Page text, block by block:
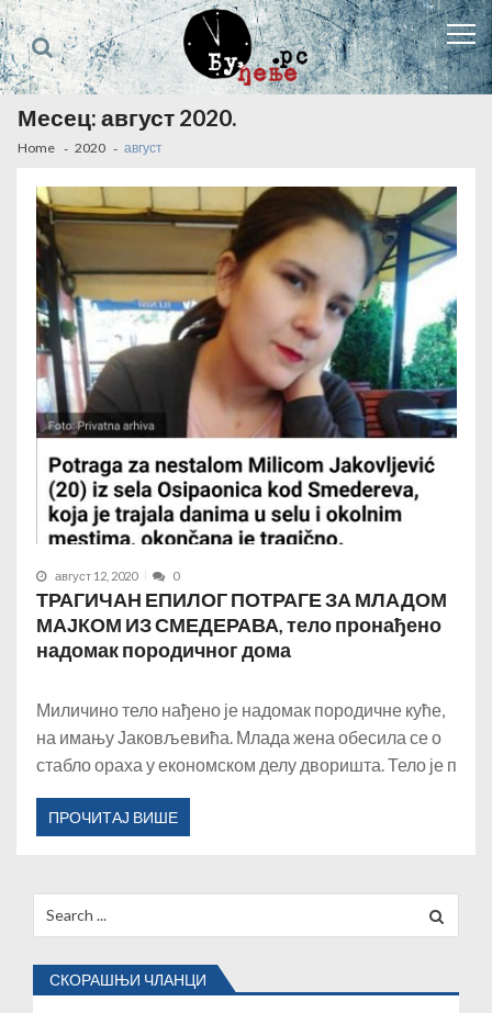
Skip
to
navigation
Skip
to
content
Месец:август 2020.
Home 2020 август
август 12, 2020 0
ТРАГИЧАН ЕПИЛОГ ПОТРАГЕ ЗА МЛАДОМ
МАЈКОМ ИЗ СМЕДЕРАВА, тело пронађено
надомак породичног дома
Миличино тело нађено је надомак породичне куће,
на имању Јаковљевића. Млада жена обесила се о
стабло ораха у економском делу дворишта. Тело је п
ПРОЧИТАЈ ВИШЕ
for:
СКОРАШЊИ ЧЛАНЦИ